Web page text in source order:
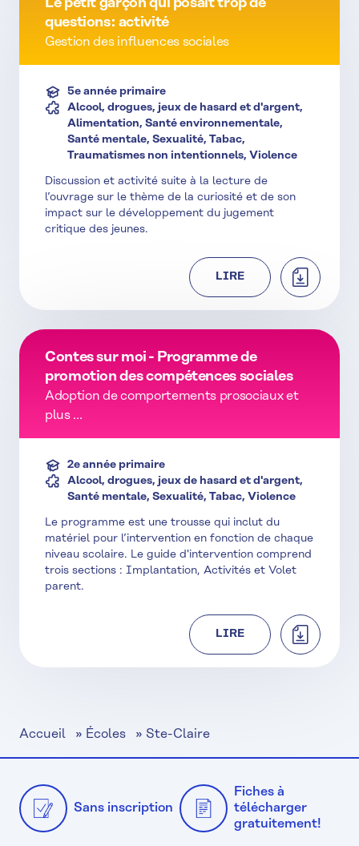
Le petit garçon qui posait trop de
questions : activité
Gestion des influences sociales
5e année primaire
Alcool, drogues, jeux de hasard et d'argent,
Alimentation, Santé environnementale,
Santé mentale, Sexualité, Tabac,
Traumatismes non intentionnels, Violence
Discussion et activité suite à la lecture de
l’ouvrage sur le thème de la curiosité et de son
impact sur le développement du jugement
critique des jeunes.
LIRE
Contes sur moi - Programme de
promotion des compétences sociales
Adoption de comportements prosociaux et
plus ...
2e année primaire
Alcool, drogues, jeux de hasard et d'argent,
Santé mentale, Sexualité, Tabac, Violence
Le programme est une trousse qui inclut du
matériel pour l’intervention en fonction de chaque
niveau scolaire. Le guide d'intervention comprend
trois sections : Implantation, Activités et Volet
parent.
LIRE
Accueil » Écoles » Ste-Claire
Sans inscription
Fiches à
télécharger
gratuitement!